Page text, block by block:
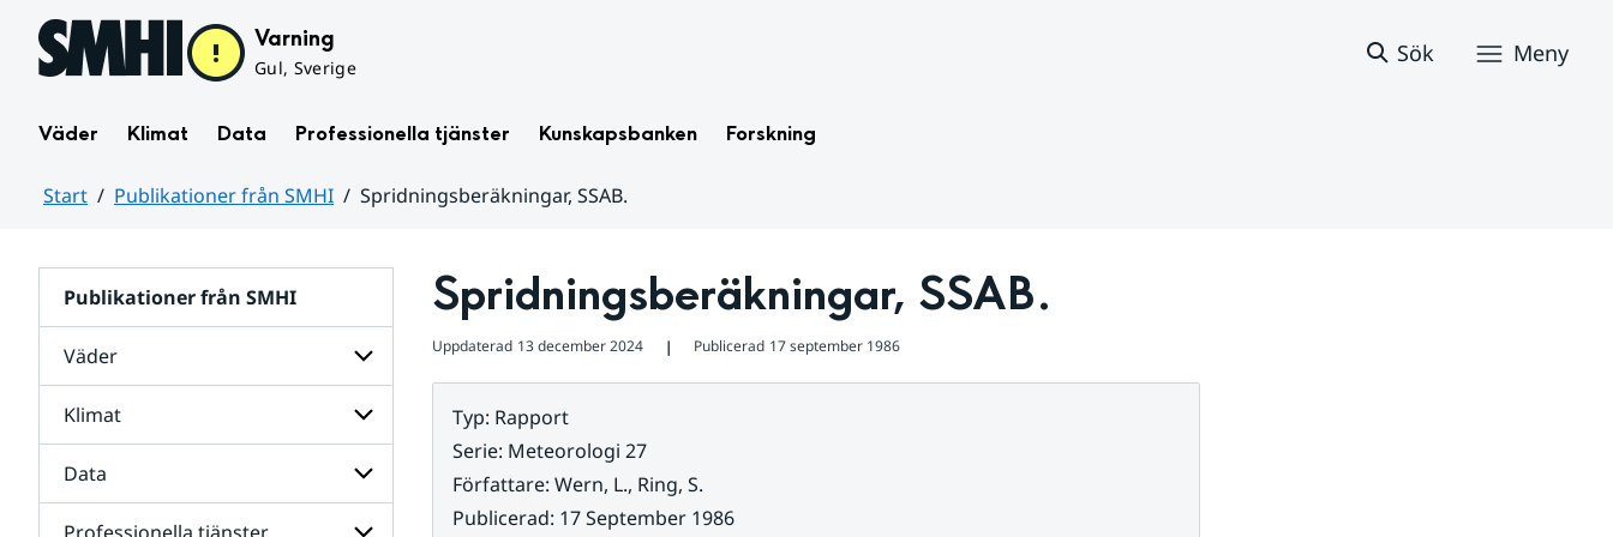
Hoppa till sidans innehåll Varning
Gul, Sverige
Sök Meny
Väder Klimat Data Professionella tjänster Kunskapsbanken Forskning
Start Publikationer från SMHI
Spridningsberäkningar, SSAB.
Publikationer från SMHI
Väder
Undersidor
för
Väder
Klimat
Undersidor
för
Klimat
Data
Spridningsberäkningar, SSAB.
Uppdaterad 13 december 2024 ❘ Publicerad 17 september 1986
Typ: Rapport
Serie: Meteorologi 27
Författare: Wern, L., Ring, S.
Publicerad: 17 September 1986